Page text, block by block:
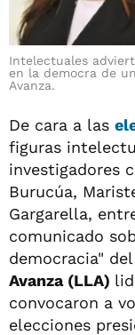
Intelectuales
en la democra de
Avanza.
De cara a las
figuras
investigadores
Burucúa,
Gargarella,
comunicado
democracia"
Avanza (LLA)
convocaron a
elecciones